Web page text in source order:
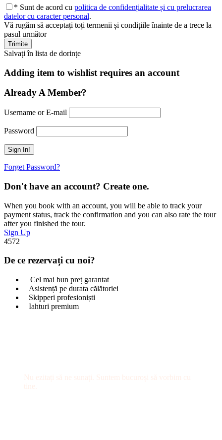
* Sunt de acord cu politica de confidențialitate și cu prelucrarea
datelor cu caracter personal.
Vă rugăm să acceptați toți termenii și condițiile înainte de a trece la
pasul următor
Salvați în lista de dorințe
Adding item to wishlist requires an account
Already A Member?
Username or E-mail
Password
Forget Password?
Don't have an account? Create one.
When you book with an account, you will be able to track your
payment status, track the confirmation and you can also rate the tour
after you finished the tour.
Sign Up
4572
De ce rezervați cu noi?
Cel mai bun preț garantat
Asistență pe durata călătoriei
Skipperi profesioniști
Iahturi premium